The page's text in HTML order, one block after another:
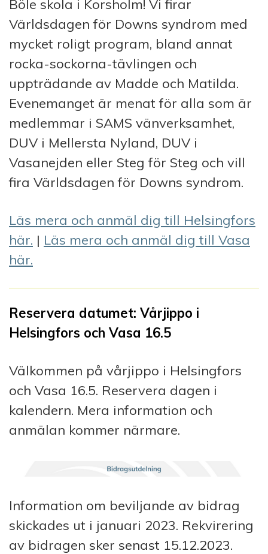
Böle skola i Korsholm! Vi firar
Världsdagen för Downs syndrom med
mycket roligt program, bland annat
rocka-sockorna-tävlingen och
uppträdande av Madde och Matilda.
Evenemanget är menat för alla som är
medlemmar i SAMS vänverksamhet,
DUV i Mellersta Nyland, DUV i
Vasanejden eller Steg för Steg och vill
fira Världsdagen för Downs syndrom.
Läs mera och anmäl dig till Helsingfors
här. | Läs mera och anmäl dig till Vasa
här.
Reservera datumet: Vårjippo i
Helsingfors och Vasa 16.5
Välkommen på vårjippo i Helsingfors
och Vasa 16.5. Reservera dagen i
kalendern. Mera information och
anmälan kommer närmare.
Information om beviljande av bidrag
skickades ut i januari 2023. Rekvirering
av bidragen sker senast 15.12.2023.